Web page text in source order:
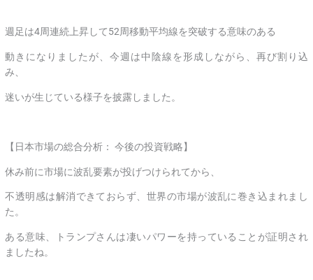
週足は4周連続上昇して52周移動平均線を突破する意味のある
動きになりましたが、今週は中陰線を形成しながら、再び割り込
み、
迷いが生じている様子を披露しました。
【日本市場の総合分析： 今後の投資戦略】
休み前に市場に波乱要素が投げつけられてから、
不透明感は解消できておらず、世界の市場が波乱に巻き込まれまし
た。
ある意味、トランプさんは凄いパワーを持っていることが証明され
ましたね。